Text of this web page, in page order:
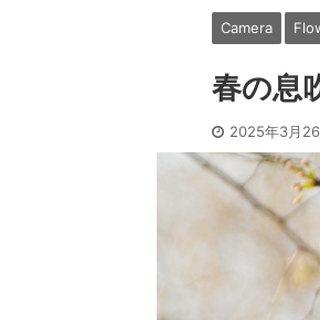
Camera
春の息
2025年3月